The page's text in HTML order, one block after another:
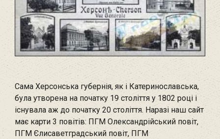
Сама Херсонська губернія, як і Катеринославська,
була утворена на початку 19 століття у 1802 році і
існувала аж до початку 20 століття. Наразі наш сайт
має карти 3 повітів: ПГМ Олександрійський повіт,
ПГМ Єлисаветградський повіт, ПГМ